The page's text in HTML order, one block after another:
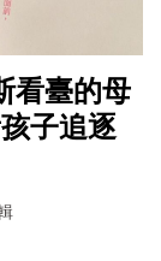
看臺的母
子追逐